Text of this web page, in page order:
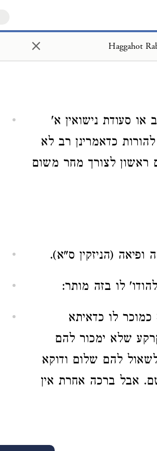
× Haggahot
או סעודת נישואין א'
כדאמרינן רב לא
ראשון לצורך מחר משום
ופיאה (הניזקין ס"א).
לו בזה מותר:
לו כדאיתא
שלא ימכור להם
להם שלום ודוקא
אבל ברכה אחרת אין